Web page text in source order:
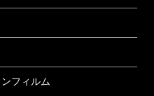
フィルム